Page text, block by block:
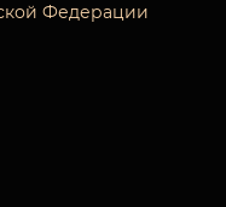
Федерации